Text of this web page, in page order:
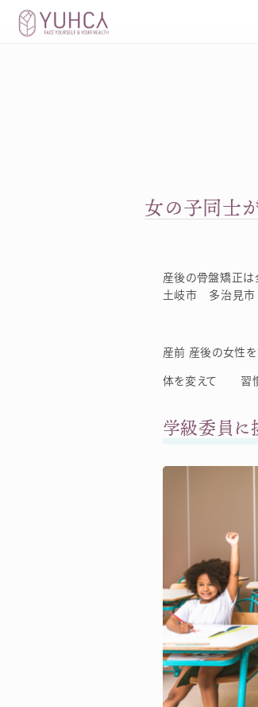
Skip
女の子同士
産後の骨盤矯正
土岐市 多治見市
産前 産後の女性を
体を変えて 習
学級委員に